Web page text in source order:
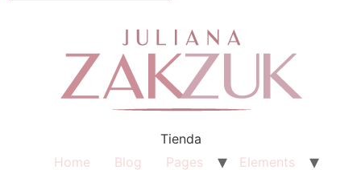
Tienda
Home
Blog Pages Elements